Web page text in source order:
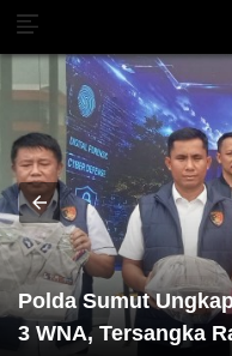
Polda Sumut
3 WNA, Tersangka